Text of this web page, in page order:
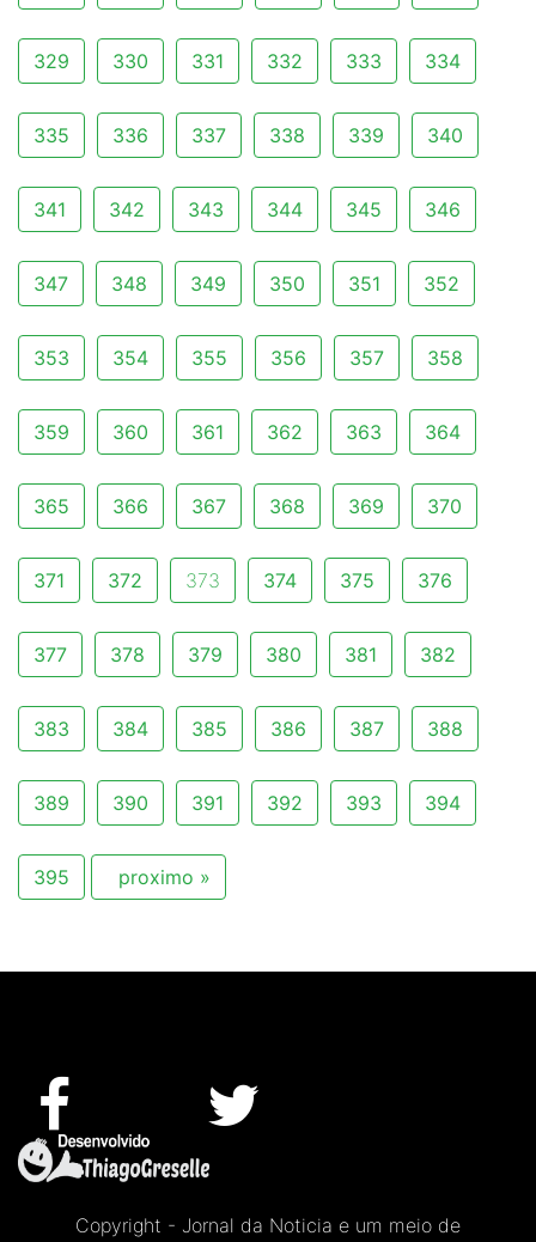
329 330 331 332 333 334
335 336 337 338 339 340
341 342 343 344 345 346
347 348 349 350 351 352
353 354 355 356 357 358
359 360 361 362 363 364
365 366 367 368 369 370
371 372 373 374 375 376
377 378 379 380 381 382
383 384 385 386 387 388
389 390 391 392 393 394
395 proximo »
Copyright - Jornal da Noticia e um meio de